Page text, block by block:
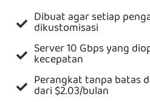
Dapatkan
Dibuat agar setiap
dikustomisasi
Server 10 Gbps yang
kecepatan
Perangkat tanpa batas
dari$2.03/bulan